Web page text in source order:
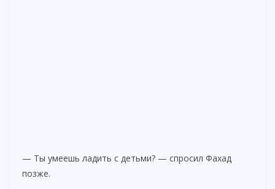
— Ты умеешь ладить с детьми? — спросил Фахад
позже.